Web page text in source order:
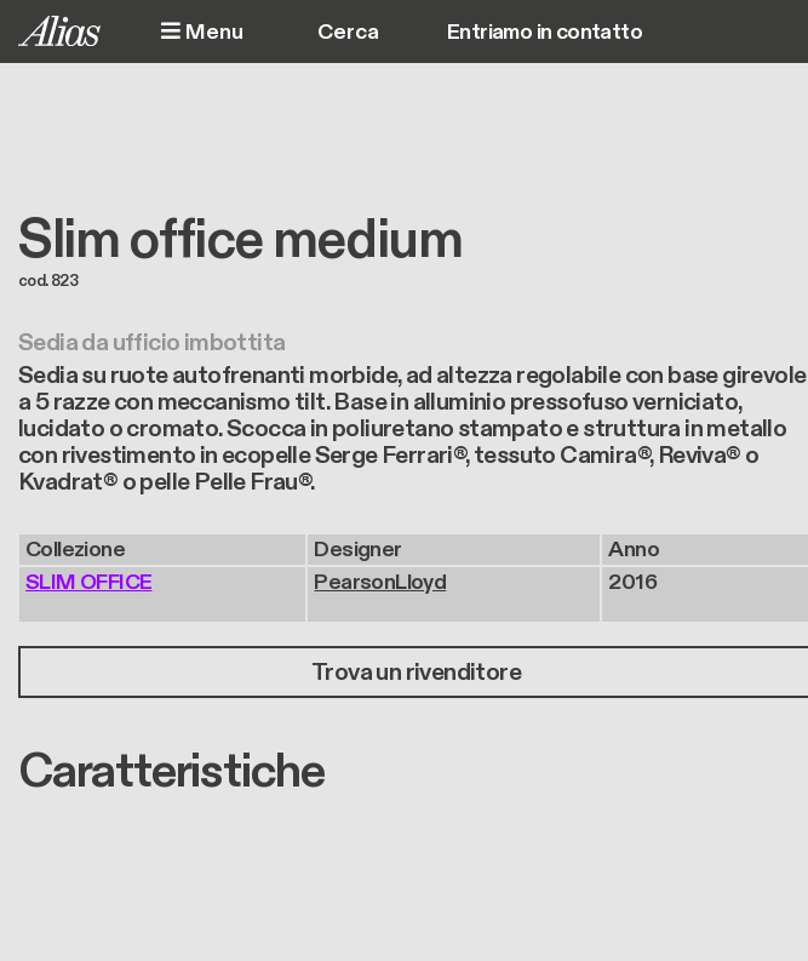
Salta al contenuto principale
Menu Main navigation
Entriamo in contatto
Slim office medium
cod. 823
Sedia da ufficio imbottita
Sedia su ruote autofrenanti morbide, ad altezza regolabile con base girevole
a 5 razze con meccanismo tilt. Base in alluminio pressofuso verniciato,
lucidato o cromato. Scocca in poliuretano stampato e struttura in metallo
con rivestimento in ecopelle Serge Ferrari®, tessuto Camira®, Reviva® o
Kvadrat® o pelle Pelle Frau®.
Collezione
SLIM OFFICE
Designer
PearsonLloyd
Anno
2016
Trova un rivenditore
Caratteristiche